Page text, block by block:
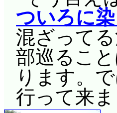
ついろに
混ざって
部巡るこ
ります。
行って来